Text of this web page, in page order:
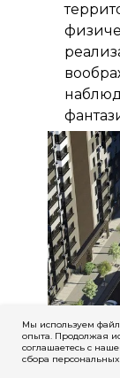
Мы используем
опыта. Продолжая
соглашаетесь с
сбора